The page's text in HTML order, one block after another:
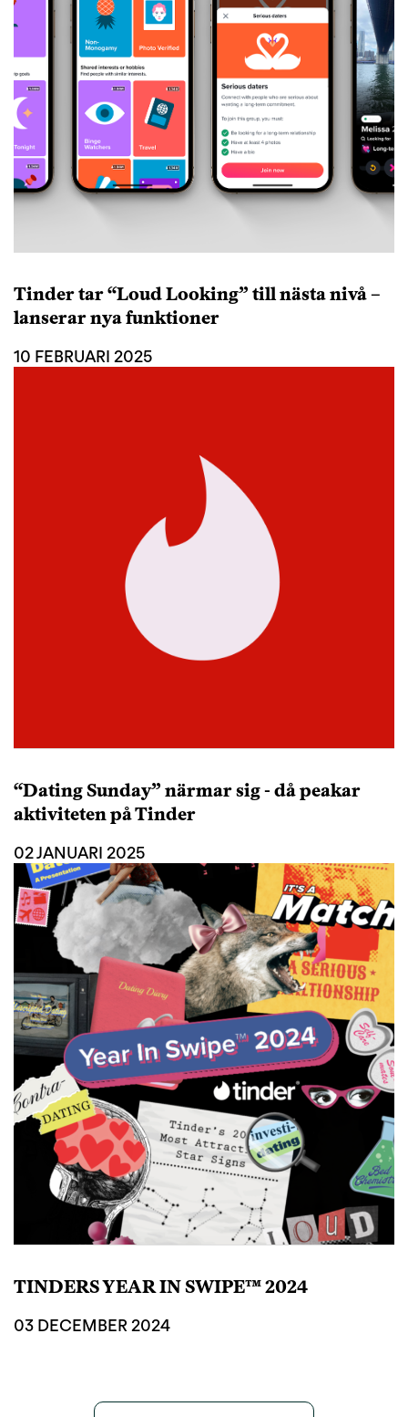
Tinder tar “Loud Looking” till nästa nivå –
lanserar nya funktioner
10 FEBRUARI 2025
“Dating Sunday” närmar sig - då peakar
aktiviteten på Tinder
02 JANUARI 2025
TINDERS YEAR IN SWIPE™ 2024
03 DECEMBER 2024